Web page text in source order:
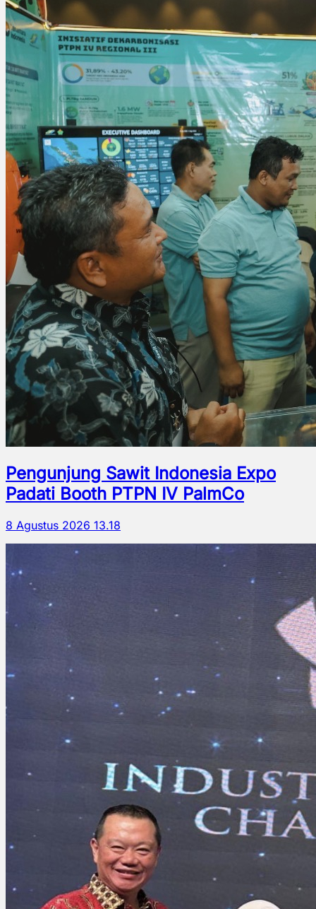
Pengunjung Sawit Indonesia Expo
Padati Booth PTPN IV PalmCo
8 Agustus 2026 13.18